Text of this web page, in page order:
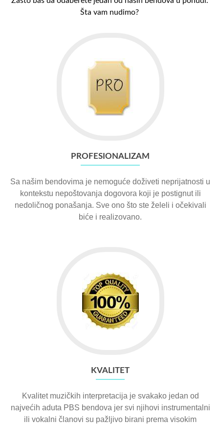
Šta vam nudimo?
PROFESIONALIZAM
Sa našim bendovima je nemoguće doživeti neprijatnosti u
kontekstu nepoštovanja dogovora koji je postignut ili
nedoličnog ponašanja. Sve ono što ste želeli i očekivali
biće i realizovano.
KVALITET
Kvalitet muzičkih interpretacija je svakako jedan od
najvećih aduta PBS bendova jer svi njihovi instrumentalni
ili vokalni članovi su pažljivo birani prema visokim